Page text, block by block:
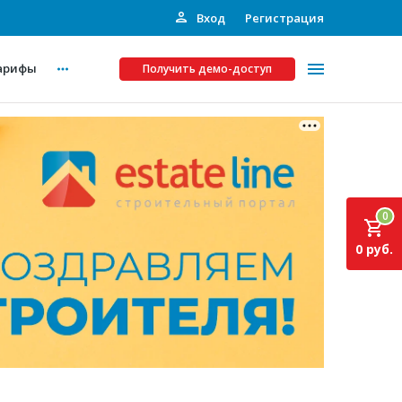
Вход Регистрация
Получить демо-доступ
Платные услуги
Рекламодателям
Инвестпроекты
Подписка на Базу
0
0 руб.